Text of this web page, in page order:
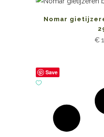
Nomar
€
Save